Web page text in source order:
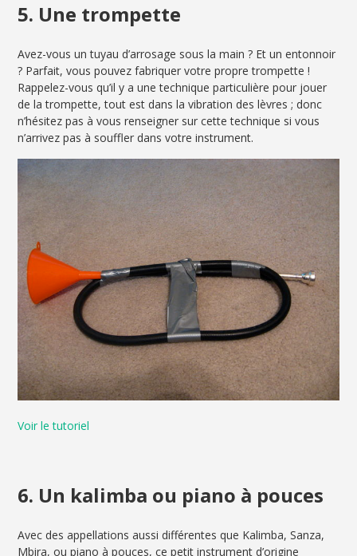
5. Une trompette
Avez-vous un tuyau d’arrosage sous la main ? Et un entonnoir
? Parfait, vous pouvez fabriquer votre propre trompette !
Rappelez-vous qu’il y a une technique particulière pour jouer
de la trompette, tout est dans la vibration des lèvres ; donc
n’hésitez pas à vous renseigner sur cette technique si vous
n’arrivez pas à souffler dans votre instrument.
Voir le tutoriel
6. Un kalimba ou piano à pouces
Avec des appellations aussi différentes que Kalimba, Sanza,
Mbira, ou piano à pouces, ce petit instrument d’origine